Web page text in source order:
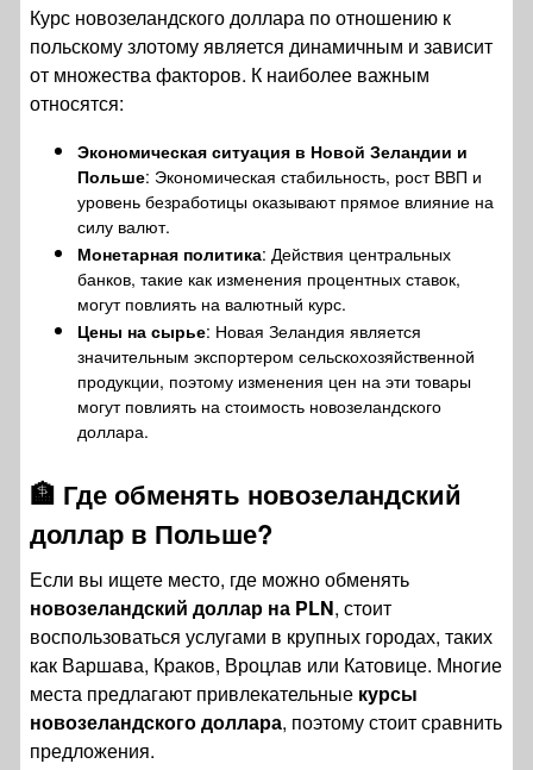
Курс новозеландского доллара по отношению к
польскому злотому является динамичным и зависит
от множества факторов. К наиболее важным
относятся:
Экономическая ситуация в Новой Зеландии и
Польше: Экономическая стабильность, рост ВВП и
уровень безработицы оказывают прямое влияние на
силу валют.
Монетарная политика: Действия центральных
банков, такие как изменения процентных ставок,
могут повлиять на валютный курс.
Цены на сырье: Новая Зеландия является
значительным экспортером сельскохозяйственной
продукции, поэтому изменения цен на эти товары
могут повлиять на стоимость новозеландского
доллара.
🏦 Где обменять новозеландский
доллар в Польше?
Если вы ищете место, где можно обменять
новозеландский доллар на PLN, стоит
воспользоваться услугами в крупных городах, таких
как Варшава, Краков, Вроцлав или Катовице. Многие
места предлагают привлекательные курсы
новозеландского доллара, поэтому стоит сравнить
предложения.